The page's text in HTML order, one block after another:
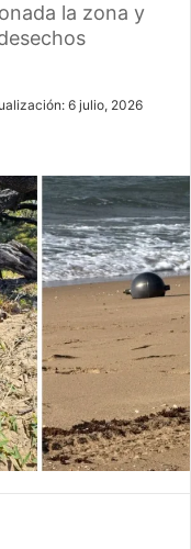
la zona y
6 julio, 2026